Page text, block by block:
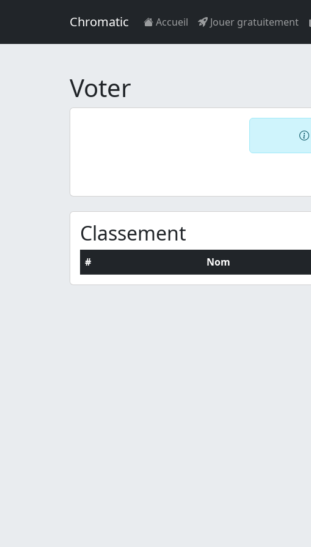
Chromatic Accueil Jouer gratuitement
Voter
Classement
# Nom